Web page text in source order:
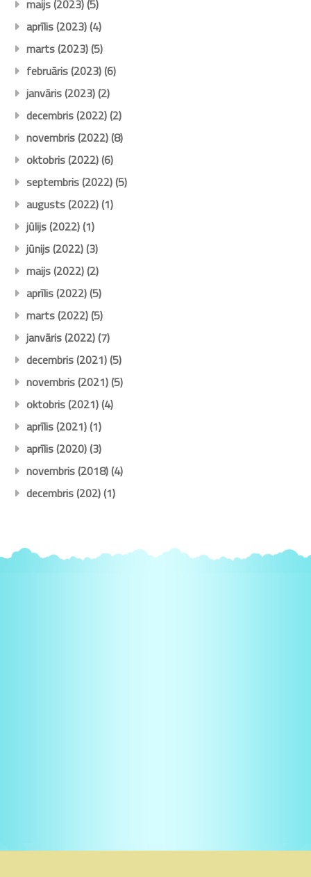
maijs (2023)(5)
aprīlis (2023)(4)
marts (2023)(5)
februāris (2023)(6)
janvāris (2023)(2)
decembris (2022)(2)
novembris (2022)(8)
oktobris (2022)(6)
septembris (2022)(5)
augusts (2022)(1)
jūlijs (2022)(1)
jūnijs (2022)(3)
maijs (2022)(2)
aprīlis (2022)(5)
marts (2022)(5)
janvāris (2022)(7)
decembris (2021)(5)
novembris (2021)(5)
oktobris (2021)(4)
aprīlis (2021)(1)
aprīlis (2020)(3)
novembris (2018)(4)
decembris (202)(1)